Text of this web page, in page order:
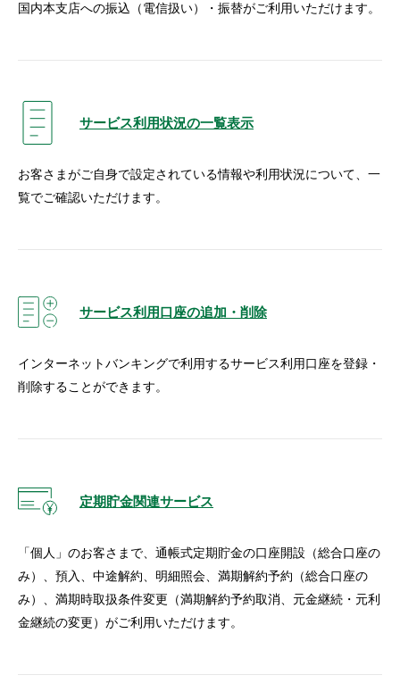
国内本支店への振込（電信扱い）・振替がご利用いただけます。
サービス利用状況の一覧表示
お客さまがご自身で設定されている情報や利用状況について、一
覧でご確認いただけます。
サービス利用口座の追加・削除
インターネットバンキングで利用するサービス利用口座を登録・
削除することができます。
定期貯金関連サービス
「個人」のお客さまで、通帳式定期貯金の口座開設（総合口座の
み）、預入、中途解約、明細照会、満期解約予約（総合口座の
み）、満期時取扱条件変更（満期解約予約取消、元金継続・元利
金継続の変更）がご利用いただけます。